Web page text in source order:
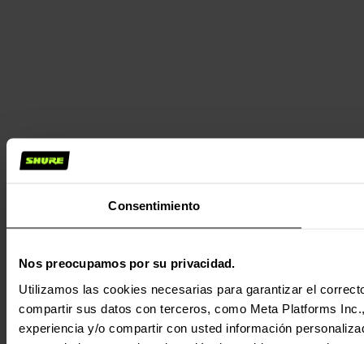
Consentimiento
Nos preocupamos por su privacidad.
Utilizamos las cookies necesarias para garantizar el
compartir sus datos con terceros, como Meta Platforms
experiencia y/o compartir con usted información